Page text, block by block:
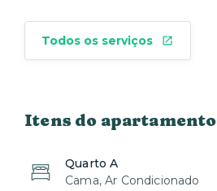
Todos os serviços
Itens do apartamento
Quarto A
Cama, Ar Condicionado